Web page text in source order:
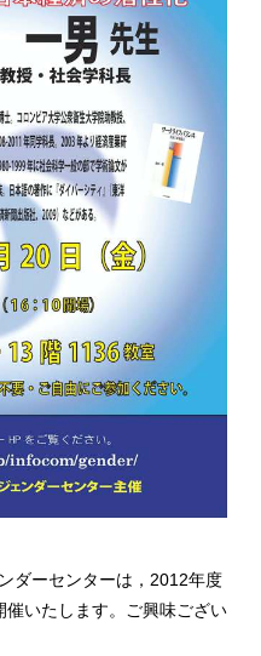
ダーセンターは，2012年度
いたします。ご興味ござい